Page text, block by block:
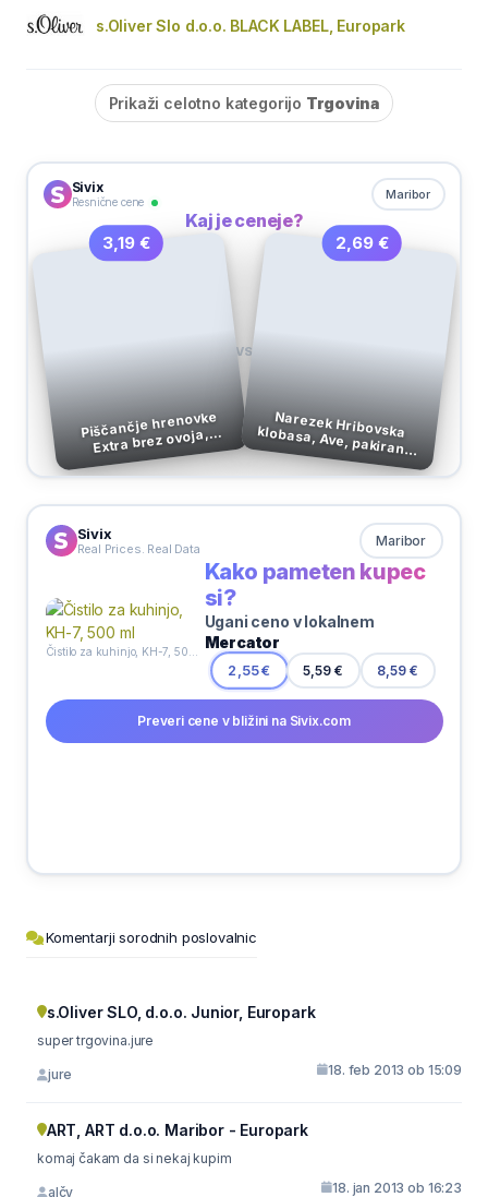
s.Oliver Slo d.o.o. BLACK LABEL, Europark
Prikaži celotno kategorijo Trgovina
Sivix
Resnične cene
Maribor
Kaj je ceneje?
3,19 €
Piščančje hrenovke
Extra brez ovoja,
Perutnina Ptuj, 400 g,
pakirano
VS
2,69 €
Narezek Hribovska klobasa, Ave, pakirano,
100 g
Sivix
Real Prices. Real Data Maribor
Kako pameten kupec
si?
Ugani ceno v lokalnem
Mercator
2,55 € 5,59 € 8,59 €
Preveri cene v bližini na Sivix.com
Komentarji sorodnih poslovalnic
s.Oliver SLO, d.o.o. Junior, Europark
super trgovina.jure
jure 18. feb 2013 ob 15:09
ART, ART d.o.o. Maribor - Europark
komaj čakam da si nekaj kupim
alčy 18. jan 2013 ob 16:23